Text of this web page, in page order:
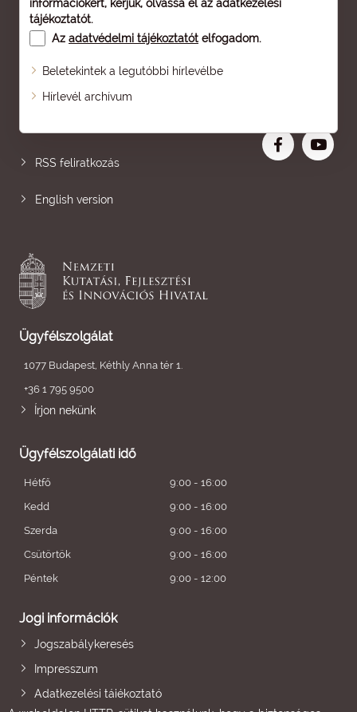
információkért, kérjük, olvassa el az adatkezelési
tájékoztatót.
Az adatvédelmi tájékoztatót elfogadom.
Beletekintek a legutóbbi hírlevélbe
Hírlevél archívum
Oldaltérkép
RSS feliratkozás
English version
Ügyfélszolgálat
1077 Budapest, Kéthly Anna tér 1.
+36 1 795 9500
Írjon nekünk
Ügyfélszolgálati idő
Hétfő
9:00 - 16:00
Kedd
9:00 - 16:00
Szerda
9:00 - 16:00
Csütörtök
9:00 - 16:00
Péntek
9:00 - 12:00
Jogi információk
Jogszabálykeresés
Impresszum
Adatkezelési tájékoztató